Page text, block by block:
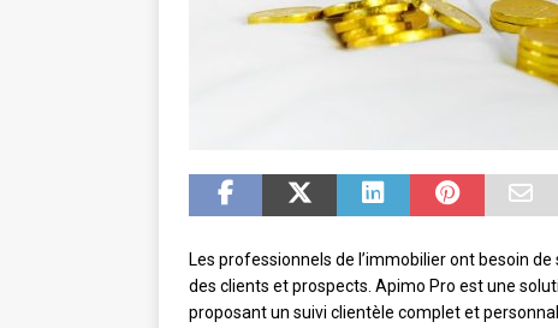
Les professionnels de l’immobilier ont besoin
des clients et prospects. Apimo Pro est une
proposant un suivi clientèle complet et